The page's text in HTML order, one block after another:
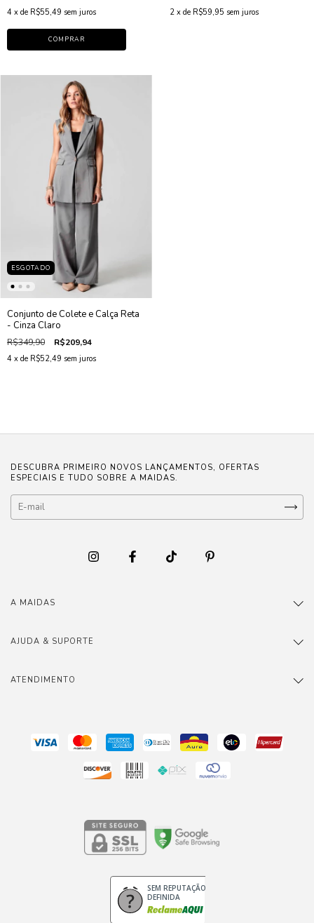
4 x de R$55,49 sem juros
COMPRAR
2 x de R$59,95 sem juros
ESGOTADO
Conjunto de Colete e Calça Reta
- Cinza Claro
R$349,90 R$209,94
4 x de R$52,49 sem juros
DESCUBRA PRIMEIRO NOVOS LANÇAMENTOS, OFERTAS
ESPECIAIS E TUDO SOBRE A MAIDAS.
A MAIDAS
AJUDA & SUPORTE
ATENDIMENTO
SEM REPUTAÇÃO
DEFINIDA